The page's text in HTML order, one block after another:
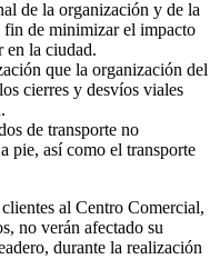
de la organización y de la
fin de minimizar el impacto
en la ciudad.
que la organización del
cierres y desvíos viales
de transporte no
pie, así como el transporte
al Centro Comercial,
no verán afectado su
durante la realización